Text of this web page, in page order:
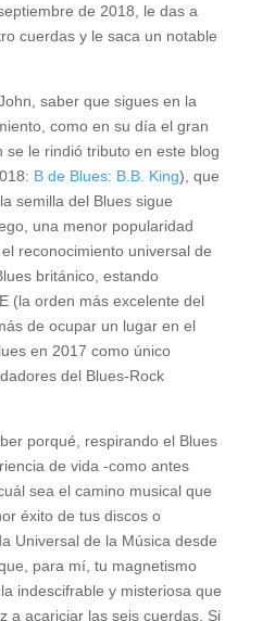
de 2018, le das a
cuerdas y le saca un notable
saber que sigues en la
como en su día el gran
se le rindió tributo en este blog
B de Blues: B.B. King), que
semilla del Blues sigue
una menor popularidad
reconocimiento universal de
británico, estando
(la orden más excelente del
de ocupar un lugar en el
en 2017 como único
del Blues-Rock
porqué, respirando el Blues
de vida -como antes
sea el camino musical que
éxito de tus discos o
Universal de la Música desde
para mí, tu magnetismo
indescifrable y misteriosa que
a acariciar las seis cuerdas. Si